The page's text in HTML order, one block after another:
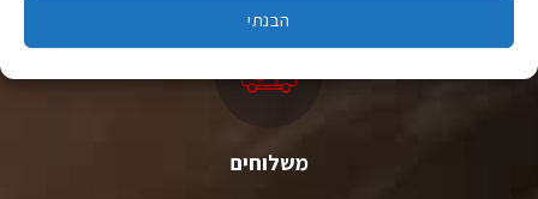
הבנתי
משלוחים